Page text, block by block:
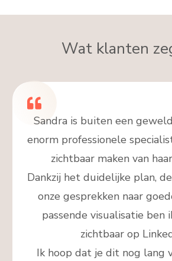
Wat klanten
Sandra is buiten een
enorm professionele
zichtbaar maken van
Dankzij het duidelijke plan,
onze gesprekken naar
passende visualisatie ben
zichtbaar op
Ik hoop dat je dit nog lang